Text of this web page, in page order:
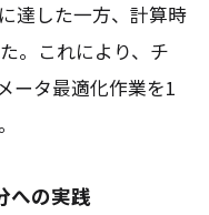
達した一方、計算時
。これにより、チ
ータ最適化作業を1
への実践